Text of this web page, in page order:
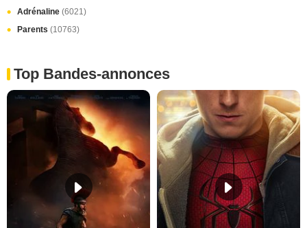
Adrénaline (6021)
Parents (10763)
Top Bandes-annonces